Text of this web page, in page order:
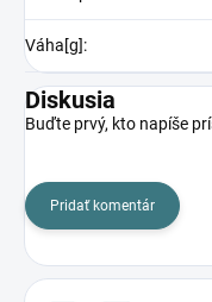
Váha[g]:
Diskusia
Buďte prvý, kto napíše
Pridať komentár